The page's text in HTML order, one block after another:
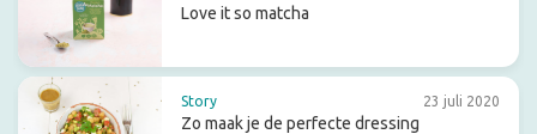
Love it so matcha
Story 23 juli 2020
Zo maak je de perfecte dressing